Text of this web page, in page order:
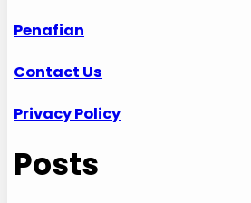
Penafian
Contact Us
Privacy Policy
Posts